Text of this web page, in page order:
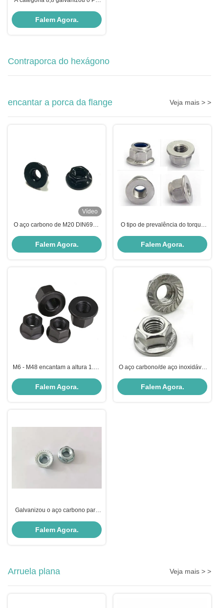
DIN7500 do triângulo de Pan
Head Thread Rolling Screw /Self
Falem Agora.
Contraporca do hexágono
encantar a porca da flange Veja mais > >
Vídeo
O aço carbono de M20 DIN6923
do preto da porca da flange
Falem Agora.
O tipo de prevalência do torque
porca da flange com a inserção
não metálica
Falem Agora.
M6 - M48 encantam a altura 1.5D
maquinaria da construção
industrial
Falem Agora.
O aço carbono/de aço inoxidável
M20 com linha grosseira/fina
Falem Agora.
Galvanizou o aço carbono para
DIN6923 das porcas 4,8 da
Falem Agora.
Arruela plana Veja mais > >